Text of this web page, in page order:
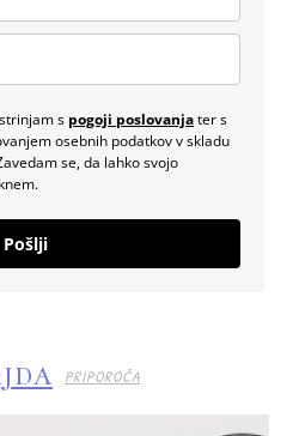
s pogoji poslovanjater s
osebnih podatkov v skladu
se, da lahko svojo
Pošlji
PRIPOROČA